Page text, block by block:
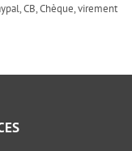
CB, Chèque, virement